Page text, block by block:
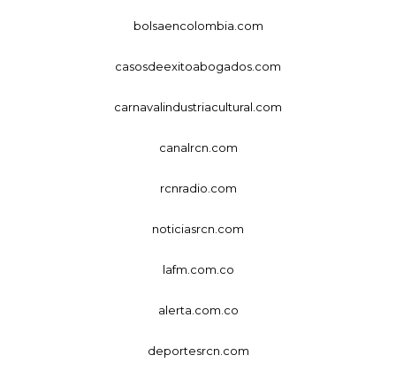
bolsaencolombia.com
casosdeexitoabogados.com
carnavalindustriacultural.com
canalrcn.com
rcnradio.com
noticiasrcn.com
lafm.com.co
alerta.com.co
deportesrcn.com